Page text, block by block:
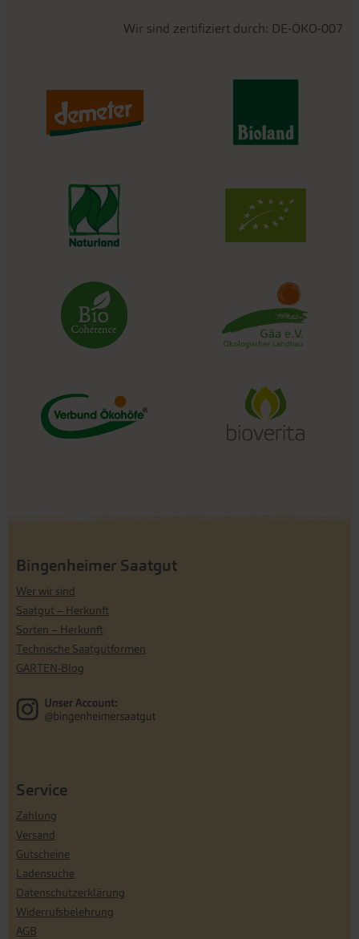
Wir sind zertifiziert durch: DE-ÖKO-007
Bingenheimer Saatgut
Wer wir sind
Saatgut – Herkunft
Sorten – Herkunft
Technische Saatgutformen
GARTEN-Blog
Service
Zahlung
Versand
Gutscheine
Ladensuche
Datenschutzerklärung
Widerrufsbelehrung
AGB